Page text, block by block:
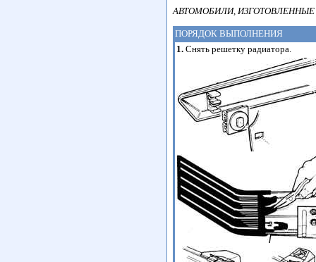
АВТОМОБИЛИ, ИЗГОТОВЛЕННЫЕ
ПОРЯДОК ВЫПОЛНЕНИЯ
1. Снять решетку радиатора.